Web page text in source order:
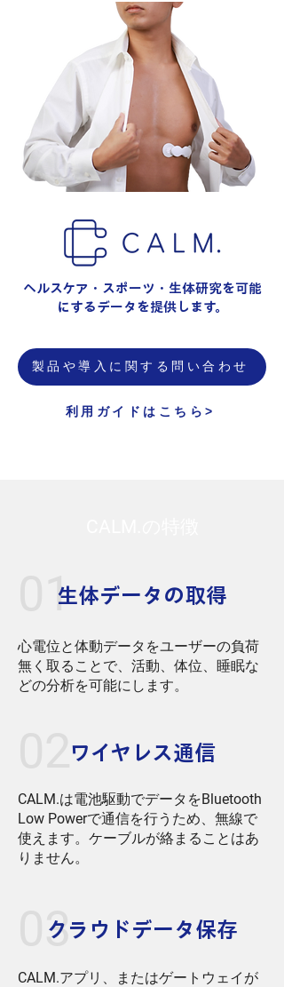
ヘルスケア・スポーツ・生体研究を可能
にするデータを提供します。
製品や導入に関する問い合わせ
利用ガイドはこちら>
01​生体データの取得
心電位と体動データをユーザーの負荷
無く取ることで、活動、体位、睡眠な
どの分析を可能にします。
ワイヤレス通信
CALM.は電池駆動でデータをBluetooth
Low Powerで通信を行うため、無線で
使えます。ケーブルが絡まることはあ
りません。
03
クラウドデータ保存
CALM.アプリ、またはゲートウェイが